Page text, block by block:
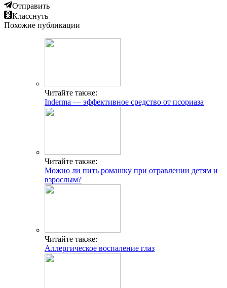
Отправить
Класснуть
Похожие публикации
Читайте также:
Inderma — эффективное средство от псориаза
Читайте также:
Можно ли пить ромашку при отравлении детям и
взрослым?
Читайте также:
Аллергическое воспаление глаз